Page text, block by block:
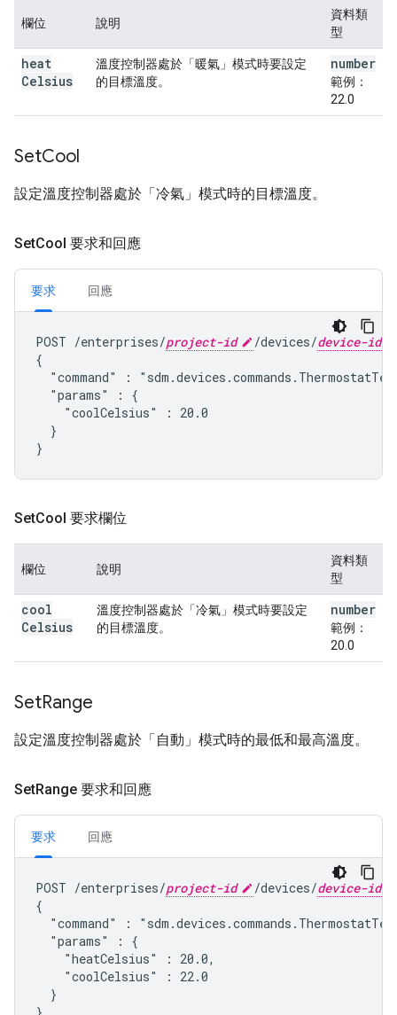
欄位 說明
資料類
型
heat
Celsius
溫度控制器處於「暖氣」模式時要設定
的目標溫度。
number
範例：
22.0
SetCool
設定溫度控制器處於「冷氣」模式時的目標溫度。
SetCool 要求和回應
要求 回應
POST /enterprises/project-id /devices/device-id
{
  "command" : "
  "params" : {
    "coolCelsius" : 20.0
  }
SetCool 要求欄位
欄位 說明
資料類
型
cool
Celsius
溫度控制器處於「冷氣」模式時要設定
的目標溫度。
number
範例：
20.0
SetRange
設定溫度控制器處於「自動」模式時的最低和最高溫度。
SetRange 要求和回應
要求 回應
POST /enterprises/project-id /devices/device-id
{
  "command" : "
  "params" : {
    "heatCelsius" : 20.0,
    "coolCelsius" : 22.0
  }